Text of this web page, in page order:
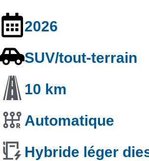
2026
SUV/tout-terrain
10 km
Automatique
Hybride léger